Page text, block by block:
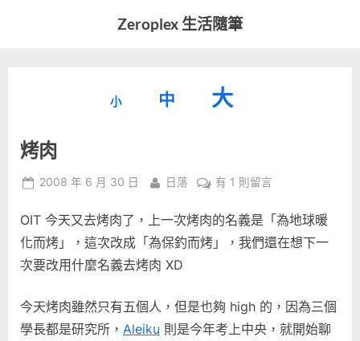
Zeroplex 生活隨筆
發
事
小
小。
中
重
型
大
小。
大
字
型
大
烤肉
Posted
2008 年 6 月 30 日 By
日落
在
肉〉
中
有 1 則留言
OIT 今天又去烤肉了，上一次烤肉的名義是「為地球暖
化而烤」，這次改成「為保釣而烤」，我們還在想下一
次要改用什麼名義去烤肉 XD
今天烤肉雖然只有五個人，但是也夠 high 的，因為三個
學長都是研究所， Aleiku 則是今年考上中央，就開始聊